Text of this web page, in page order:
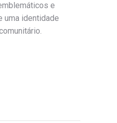
e
uma identidade